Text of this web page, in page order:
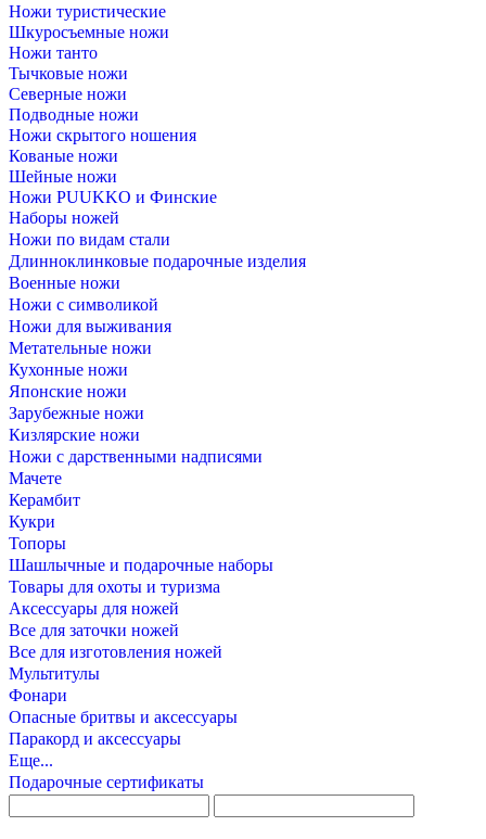
Ножи туристические
Шкуросъемные ножи
Ножи танто
Тычковые ножи
Северные ножи
Подводные ножи
Ножи скрытого ношения
Кованые ножи
Шейные ножи
Ножи PUUKKO и Финские
Наборы ножей
Ножи по видам стали
Длинноклинковые подарочные изделия
Военные ножи
Ножи с символикой
Ножи для выживания
Метательные ножи
Кухонные ножи
Японские ножи
Зарубежные ножи
Кизлярские ножи
Ножи с дарственными надписями
Мачете
Керамбит
Кукри
Топоры
Шашлычные и подарочные наборы
Товары для охоты и туризма
Аксессуары для ножей
Все для заточки ножей
Все для изготовления ножей
Мультитулы
Фонари
Опасные бритвы и аксессуары
Паракорд и аксессуары
Еще...
Подарочные сертификаты